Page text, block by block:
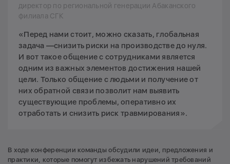
директор по региональной генерации Абаканского
филиала СГК
«Перед нами стоит, можно сказать, глобальная
задача —снизить риски на производстве до нуля.
И вот такое общение с сотрудниками является
одним из важных элементов достижения нашей
цели. Только общение с людьми и получение от
них обратной связи позволит нам выявить
существующие проблемы, оперативно их
отработать и снизить риск травмирования».
В ходе конференции команды обсудили идеи, предложения и
практики, которые помогут избежать нарушений требований